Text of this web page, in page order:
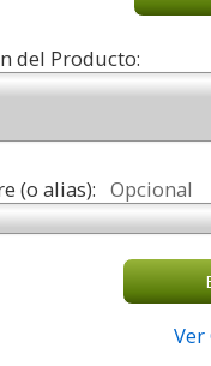
del Producto:
(o alias): Opcional
Ver